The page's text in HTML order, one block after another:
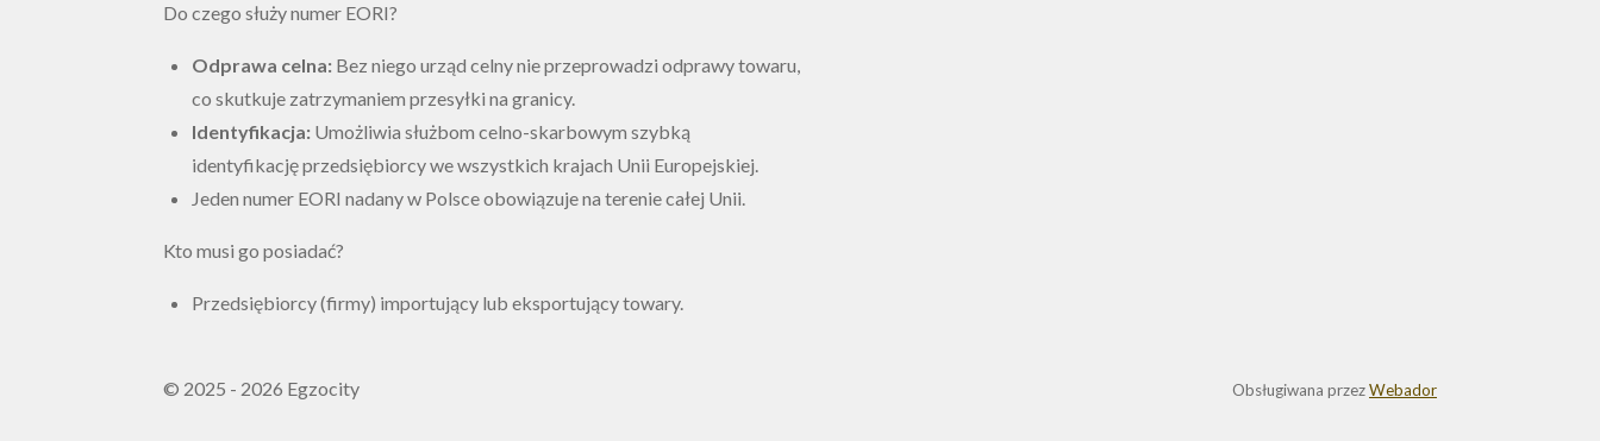
Do czego służy numer EORI?
Odprawa celna: Bez niego urząd celny nie przeprowadzi odprawy towaru,
co skutkuje zatrzymaniem przesyłki na granicy.
Identyfikacja: Umożliwia służbom celno-skarbowym szybką
identyfikację przedsiębiorcy we wszystkich krajach Unii Europejskiej.
Jeden numer EORI nadany w Polsce obowiązuje na terenie całej Unii.
Kto musi go posiadać?
Przedsiębiorcy (firmy) importujący lub eksportujący towary.
© 2025 - 2026 Egzocity Obsługiwana przezWebador